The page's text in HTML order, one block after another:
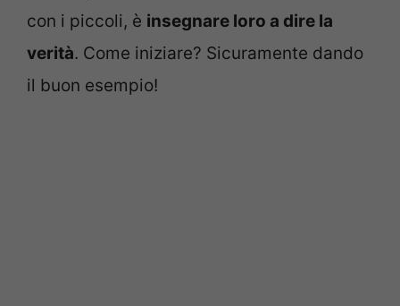
con i piccoli, è insegnare loro a dire la
verità. Come iniziare? Sicuramente dando
il buon esempio!